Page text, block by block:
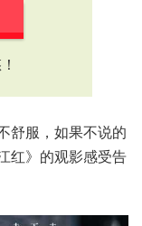
舒服，如果不说的
红》的观影感受告